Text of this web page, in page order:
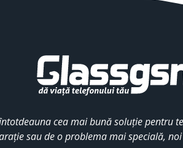
cea mai bună soluție pentru
sau de o problema mai specială,